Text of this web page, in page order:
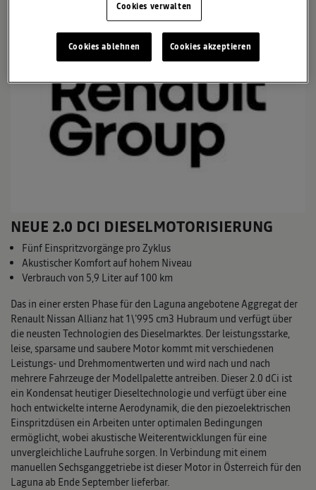
NEUE 2.0 DCI DIESELMOTORISIERUNG
Fünf Einspritzvorgänge pro Zyklus
Akustischer Komfort auf hohem Niveau
Verbrauch von 5,9 Liter auf 100 km
Das in einer ersten Phase für den Laguna angebotene Aggregat der
Renault Nissan Allianz hat 1\'995 cm3 Hubraum und verfügt über
die neusten Technologien des Dieselmarktes. Der leistungsstarke,
leise, sparsame und saubere Motor kommt mit verschiedenen
Leistungs- und Drehmomentwerten und wird nach und nach
mehrere Fahrzeuge der Modellpalette antreiben. Dieser 2.0 dCi ist
ein Kondensat heutiger Dieseltechnologie und verfügt über eine
hoch entwickelte interne Aerodynamik, die den piezoelektrischen
Einspritzdüsen ein Arbeiten unter optimalen Bedingungen
ermöglicht, wobei akustische Weiterentwicklungen für eine
unvergleichliche Laufruhe sorgen. In Verbindung mit einem
manuellen Sechsganggetriebe ist dieser Motor in Österreich für den
Laguna ab Ende September lieferbar.
Cookies verwalten
Cookies ablehnen Cookies akzeptieren